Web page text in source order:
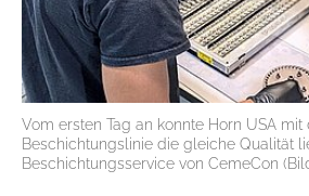
Vom ersten Tag an konnte Horn USA mit
Beschichtungslinie die gleiche Qualität
Beschichtungsservice von CemeCon